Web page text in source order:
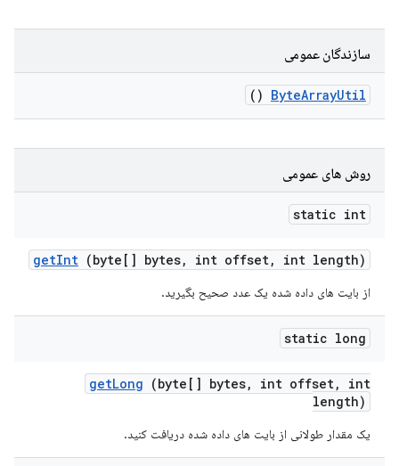
سازندگان عمومی
ByteArrayUtil
()
روش های عمومی
static int
getInt (byte[] bytes, int offset, int length)
از بایت های داده شده یک عدد صحیح بگیرید.
static long
getLong (byte[] bytes, int offset,
int
length)
یک مقدار طولانی از بایت های داده شده دریافت کنید.